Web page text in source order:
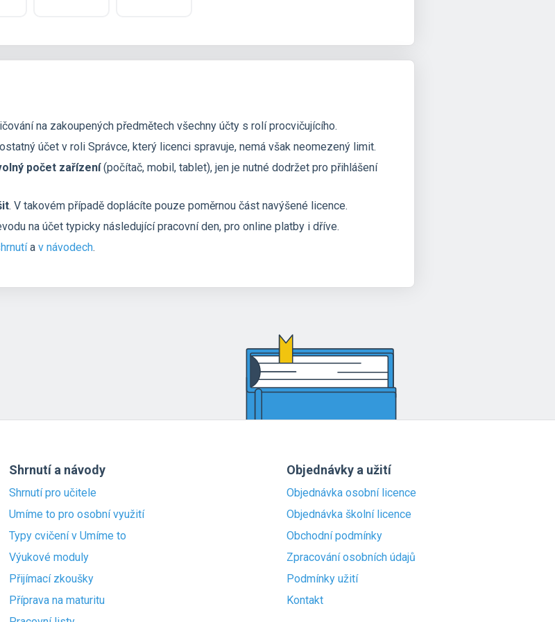
na zakoupených předmětech všechny účty s rolí procvičujícího.
účet v roli Správce, který licenci spravuje, nemá však neomezený limit.
počet zařízení(počítač, mobil, tablet), jen je nutné dodržet pro přihlášení
. V takovém případě doplácíte pouze poměrnou část navýšené licence.
na účet typicky následující pracovní den, pro online platby i dříve.
a v návodech.
Shrnutí a návody
Shrnutí pro učitele
Umíme to pro osobní využití
Typy cvičení v Umíme to
Výukové moduly
Přijímací zkoušky
Příprava na maturitu
Objednávky a užití
Objednávka osobní licence
Objednávka školní licence
Obchodní podmínky
Zpracování osobních údajů
Podmínky užití
Kontakt